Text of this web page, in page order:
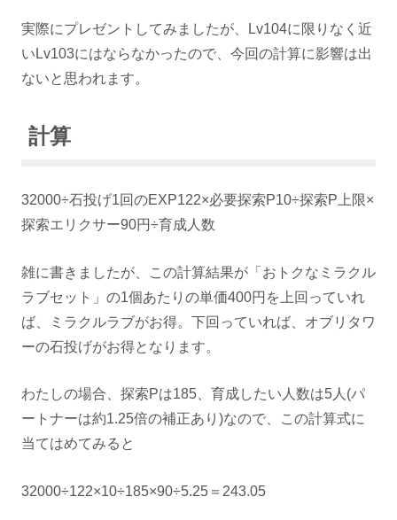
実際にプレゼントしてみましたが、Lv104に限りなく近
いLv103にはならなかったので、今回の計算に影響は出
ないと思われます。
計算
32000÷石投げ1回のEXP122×必要探索P10÷探索P上限×
探索エリクサー90円÷育成人数
雑に書きましたが、この計算結果が「おトクなミラクル
ラブセット」の1個あたりの単価400円を上回っていれ
ば、ミラクルラブがお得。下回っていれば、オブリタワ
ーの石投げがお得となります。
わたしの場合、探索Pは185、育成したい人数は5人(パ
ートナーは約1.25倍の補正あり)なので、この計算式に
当てはめてみると
32000÷122×10÷185×90÷5.25＝243.05